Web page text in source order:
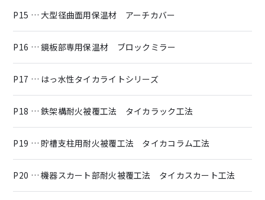
P15 … 大型径曲面用保温材 アーチカバー
P16 … 鏡板部専用保温材 ブロックミラー
P17 … はっ水性タイカライトシリーズ
P18 … 鉄架構耐火被覆工法 タイカラック工法
P19 … 貯槽支柱用耐火被覆工法 タイカコラム工法
P20 … 機器スカート部耐火被覆工法 タイカスカート工法